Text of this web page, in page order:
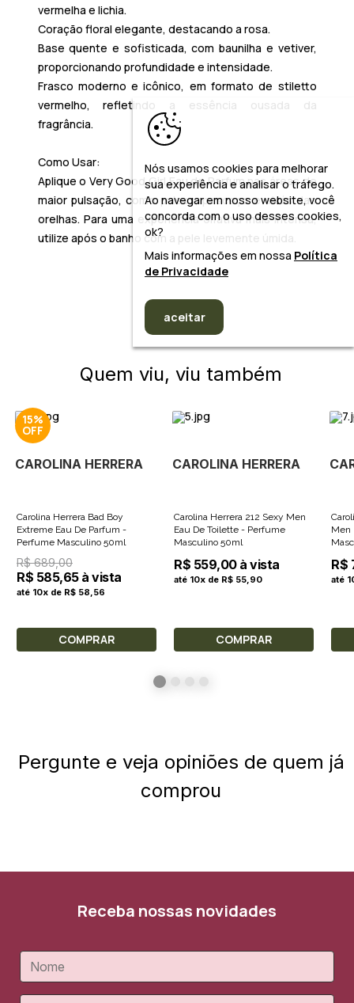
vermelha e lichia.
Coração floral elegante, destacando a rosa.
Base quente e sofisticada, com baunilha e vetiver,
proporcionando profundidade e intensidade.
Frasco moderno e icônico, em formato de stiletto
vermelho, refletindo a essência ousada da
fragrância.
Como Usar:
Aplique o Very Good Girl Eau de Parfum nas áreas de
maior pulsação, como pulsos, pescoço e atrás das
orelhas. Para uma experiência olfativa mais intensa,
utilize após o banho com a pele levemente úmida.
Quem viu, viu também
15%
CAROLINA HERRERA
Carolina Herrera Bad Boy
Extreme Eau De Parfum -
Perfume Masculino 50ml
R$ 689,00
R$ 585,65 à vista
até 10x de R$ 58,56
COMPRAR
CAROLINA HERRERA
Carolina Herrera 212 Sexy Men
Eau De Toilette - Perfume
Masculino 50ml
R$ 559,00 à vista
até 10x de R$ 55,90
COMPRAR
Men
R$
até
Pergunte e veja opiniões de quem já
comprou
Receba nossas novidades
Nós usamos cookies para melhorar
sua experiência e analisar o tráfego.
Ao navegar em nosso website, você
concorda com o uso desses cookies,
ok?
Mais informações em nossa Política
de Privacidade
aceitar